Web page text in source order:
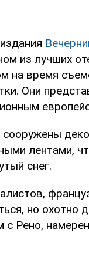
из лучших
на время
Они
сооружены
лентами,
снег.
но охотно
с Рено,